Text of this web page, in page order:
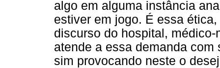
algo em alguma instância
estiver em jogo. É essa
discurso do hospital,
atende a essa demanda
sim provocando neste o